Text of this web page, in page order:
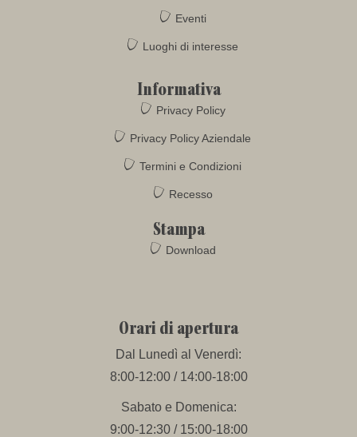
Eventi
Luoghi di interesse
Informativa
Privacy Policy
Privacy Policy Aziendale
Termini e Condizioni
Recesso
Stampa
Download
Orari di apertura
Dal Lunedì al Venerdì:
8:00-12:00 / 14:00-18:00
Sabato e Domenica:
9:00-12:30 / 15:00-18:00